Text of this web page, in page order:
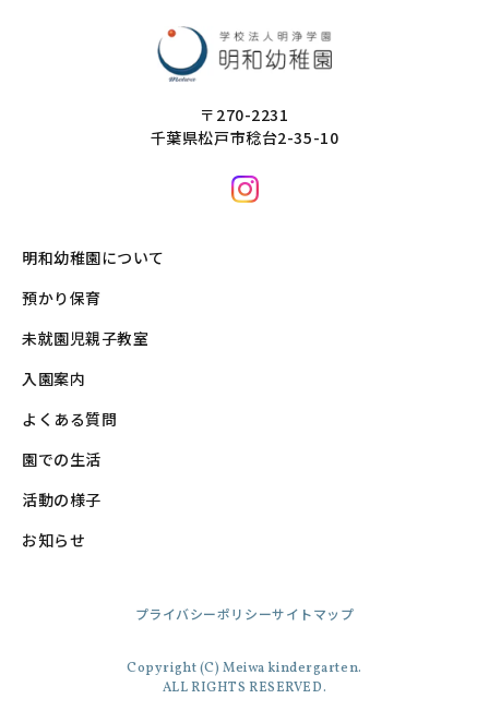
〒270-2231
千葉県松戸市稔台2-35-10
明和幼稚園について
預かり保育
未就園児親子教室
入園案内
よくある質問
園での生活
活動の様子
お知らせ
プライバシーポリシーサイトマップ
Copyright (C) Meiwa kindergarten.
ALL RIGHTS RESERVED.